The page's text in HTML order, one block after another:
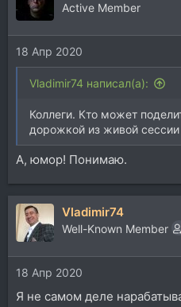
и
и
:
Active Member
18 Апр 2020
Vladimir74 написал(а):
Коллеги. Кто может
дорожкой из живой сессии
А, юмор! Понимаю.
Vladimir74
Well-Known Member
18 Апр 2020
Я не самом деле